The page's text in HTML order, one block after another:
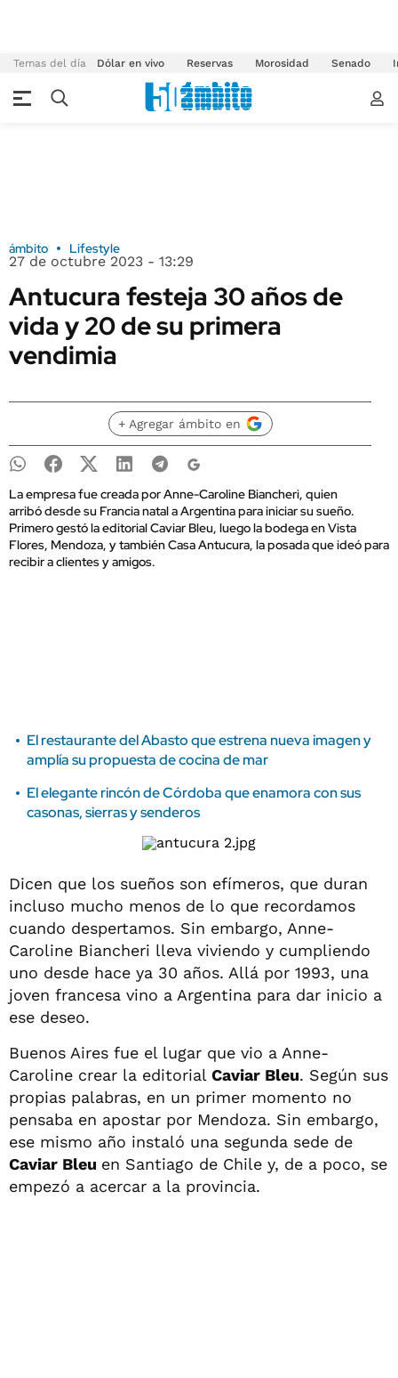
Temas del día Dólar en vivo Reservas Morosidad Senado
ámbito Lifestyle
27 de octubre 2023 - 13:29
Antucura festeja 30 años de
vida y 20 de su primera
vendimia
+ Agregar ámbito en
La empresa fue creada por Anne-Caroline Biancheri, quien
arribó desde su Francia natal a Argentina para iniciar su sueño.
Primero gestó la editorial Caviar Bleu, luego la bodega en Vista
Flores, Mendoza, y también Casa Antucura, la posada que ideó para
recibir a clientes y amigos.
El restaurante del Abasto que estrena nueva imagen y
amplía su propuesta de cocina de mar
El elegante rincón de Córdoba que enamora con sus
casonas, sierras y senderos
Dicen que los sueños son efímeros, que duran
incluso mucho menos de lo que recordamos
cuando despertamos. Sin embargo, Anne-
Caroline Biancheri lleva viviendo y cumpliendo
uno desde hace ya 30 años. Allá por 1993, una
joven francesa vino a Argentina para dar inicio a
ese deseo.
Buenos Aires fue el lugar que vio a Anne-
Caroline crear la editorial Caviar Bleu. Según sus
propias palabras, en un primer momento no
pensaba en apostar por Mendoza. Sin embargo,
ese mismo año instaló una segunda sede de
Caviar Bleu en Santiago de Chile y, de a poco, se
empezó a acercar a la provincia.